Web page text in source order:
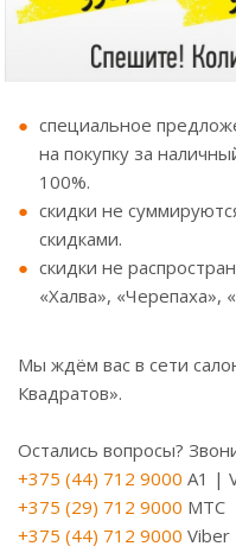
специальное
на покупку за
100%.
скидки не
скидками.
скидки не
«Халва», «Черепаха»,
Мы ждём вас в сети
Квадратов».
Остались вопросы?
+375 (44) 712 9000 A1 |
+375 (29) 712 9000 МТС
+375 (44) 712 9000 Viber